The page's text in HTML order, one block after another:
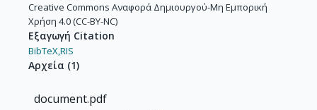
Creative Commons Αναφορά Δημιουργού-Μη Εμπορική
Χρήση 4.0 (CC-BY-NC)
Εξαγωγή Citation
BibTeX,RIS
Αρχεία (1)
document.pdf